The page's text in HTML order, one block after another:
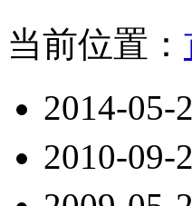
当前位置：
2014-05-
2010-09-